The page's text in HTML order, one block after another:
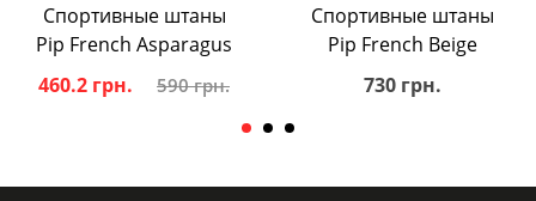
Спортивные штаны
Pip French Asparagus
460.2 грн.
590 грн.
Спортивные штаны
Pip French Beige
730 грн.